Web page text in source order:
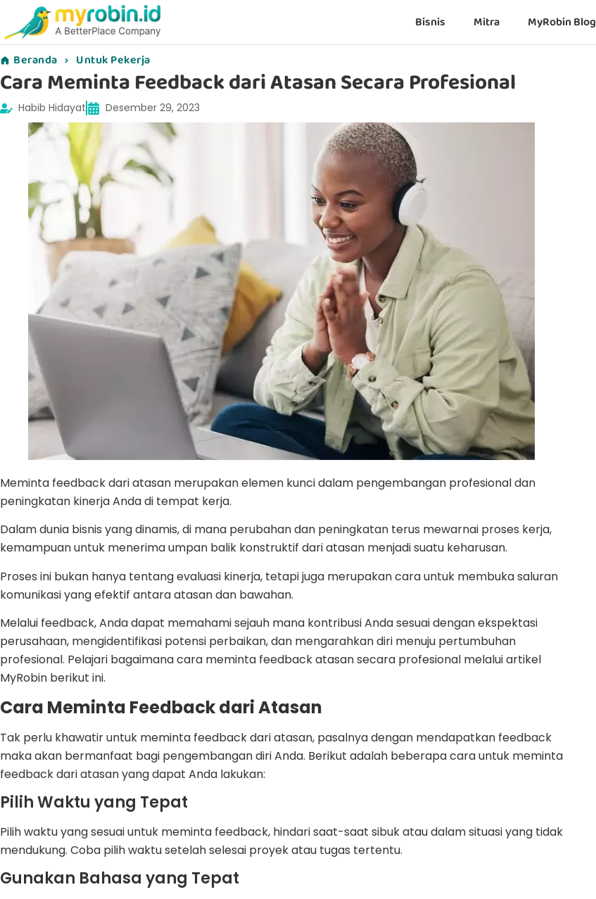
Bisnis Mitra MyRobin Blog
Beranda › Untuk Pekerja
Cara Meminta Feedback dari Atasan Secara Profesional
Habib Hidayat Desember 29, 2023
Meminta feedback dari atasan merupakan elemen kunci dalam pengembangan profesional dan
peningkatan kinerja Anda di tempat kerja.
Dalam dunia bisnis yang dinamis, di mana perubahan dan peningkatan terus mewarnai proses kerja,
kemampuan untuk menerima umpan balik konstruktif dari atasan menjadi suatu keharusan.
Proses ini bukan hanya tentang evaluasi kinerja, tetapi juga merupakan cara untuk membuka saluran
komunikasi yang efektif antara atasan dan bawahan.
Melalui feedback, Anda dapat memahami sejauh mana kontribusi Anda sesuai dengan ekspektasi
perusahaan, mengidentifikasi potensi perbaikan, dan mengarahkan diri menuju pertumbuhan
profesional. Pelajari bagaimana cara meminta feedback atasan secara profesional melalui artikel
MyRobin berikut ini.
Cara Meminta Feedback dari Atasan
Tak perlu khawatir untuk meminta feedback dari atasan, pasalnya dengan mendapatkan feedback
maka akan bermanfaat bagi pengembangan diri Anda. Berikut adalah beberapa cara untuk meminta
feedback dari atasan yang dapat Anda lakukan:
Pilih Waktu yang Tepat
Pilih waktu yang sesuai untuk meminta feedback, hindari saat-saat sibuk atau dalam situasi yang tidak
mendukung. Coba pilih waktu setelah selesai proyek atau tugas tertentu.
Gunakan Bahasa yang Tepat